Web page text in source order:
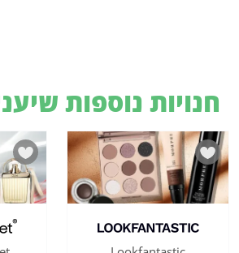
חנויות נוספות